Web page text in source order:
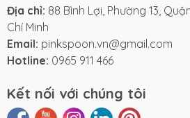
Địa chỉ: 88 Bình Lợi, Phường 13,
Chí Minh
Email: pinkspoon.vn@gmail.com
Hotline: 0965 911 466
Kết nối với chúng tôi